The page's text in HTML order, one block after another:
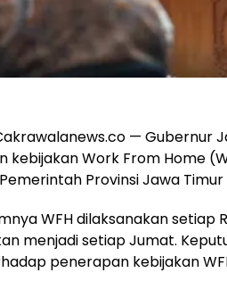
— Gubernur
kebijakan Work From Home
Provinsi Jawa
WFH dilaksanakan setiap
menjadi setiap Jumat.
penerapan kebijakan